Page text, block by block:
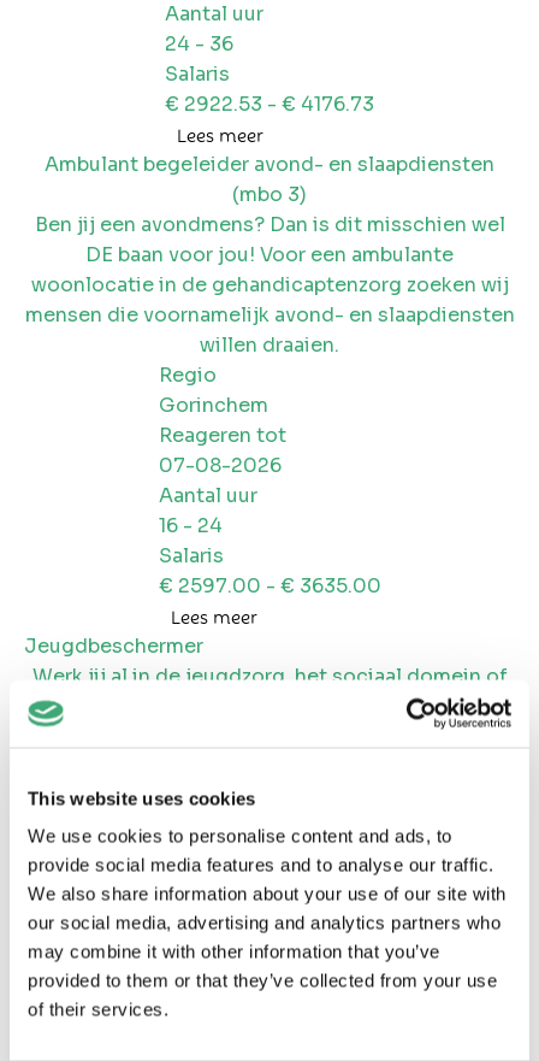
This website uses cookies
We use cookies to personalise content and ads, to
provide social media features and to analyse our traffic.
We also share information about your use of our site with
our social media, advertising and analytics partners who
may combine it with other information that you’ve
provided to them or that they’ve collected from your use
of their services.
Aantal uur
24 - 36
Salaris
€ 2922.53 - € 4176.73
Lees meer
Ambulant begeleider avond- en slaapdiensten
(mbo 3)
Ben jij een avondmens? Dan is dit misschien wel
DE baan voor jou! Voor een ambulante
woonlocatie in de gehandicaptenzorg zoeken wij
mensen die voornamelijk avond- en slaapdiensten
willen draaien.
Regio
Gorinchem
Reageren tot
07-08-2026
Aantal uur
16- 24
Salaris
€ 2597.00 - € 3635.00
Lees meer
Jeugdbeschermer
Werk jij al in de jeugdzorg, het sociaal domein of
de hulpverlening en voel je dat je toe bent aan een
volgende stap met meer impact? In Friesland,
professionals die hun expertise willen inzetten
waar het telt. Lees hier verder!
Regio
Leeuwarden
Reageren tot
11-08-2026
Aantal uur
28